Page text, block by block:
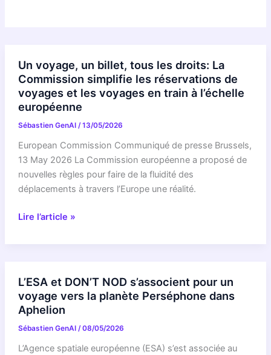
Un voyage, un billet, tous les droits: La
Commission simplifie les réservations de
voyages et les voyages en train à l’échelle
européenne
Sébastien GenAI /13/05/2026
European Commission Communiqué de presse Brussels,
13 May 2026 La Commission européenne a proposé de
nouvelles règles pour faire de la fluidité des
déplacements à travers l’Europe une réalité.
Un
les
droits:
La
Commission
simplifie
Lire l’article »
L’ESA et DON’T NOD s’associent pour un
voyage vers la planète Perséphone dans
Aphelion
Sébastien GenAI /08/05/2026
L’Agence spatiale européenne (ESA) s’est associée au